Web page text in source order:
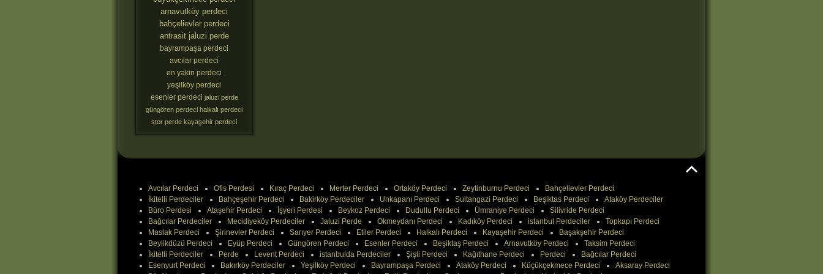
arnavutköy perdeci
bahçelievler perdeci
antrasit jaluzi perde
bayrampaşa perdeci
avcılar perdeci
en yakin perdeci
yeşilköy perdeci
esenler perdeci jaluzi perde
güngören perdeci halkalı perdeci
stor perde kayaşehir perdeci
Avcılar Perdeci Ofis Perdesi Kıraç Perdeci Merter Perdeci Ortaköy Perdeci Zeytinburnu Perdeci
Bahçelievler Perdeci
İkitelli Perdeciler
Bahçeşehir Perdeci Bakirköy Perdeciler Unkapanı Perdeci Sultangazi Perdeci Beşiktas Perdeci
Ataköy Perdeciler
Büro Perdesi
Ataşehir Perdeci İşyeri Perdesi Beykoz Perdeci Dudullu Perdeci Ümraniye Perdeci
Silivride Perdeci
Bağcılar Perdeciler
Mecidiyeköy Perdeciler Jaluzi Perde Okmeydanı Perdeci Kadıköy Perdeci istanbul Perdeciler
Topkapı Perdeci
Maslak Perdeci
Şirinevler Perdeci Sarıyer Perdeci Etiler Perdeci Halkalı Perdeci Kayaşehir Perdeci
Başakşehir Perdeci
Beylikdüzü Perdeci
Eyüp Perdeci Güngören Perdeci Esenler Perdeci Beşiktaş Perdeci Arnavutköy Perdeci
Taksim Perdeci
İkitelli Perdeciler
Perde Levent Perdeci istanbulda Perdeciler Şişli Perdeci Kağıthane Perdeci Perdeci
Bağcılar Perdeci
Esenyurt Perdeci
Bakırköy Perdeciler Yeşilköy Perdeci Bayrampaşa Perdeci Ataköy Perdeci Küçükçekmece Perdeci
Aksaray Perdeci